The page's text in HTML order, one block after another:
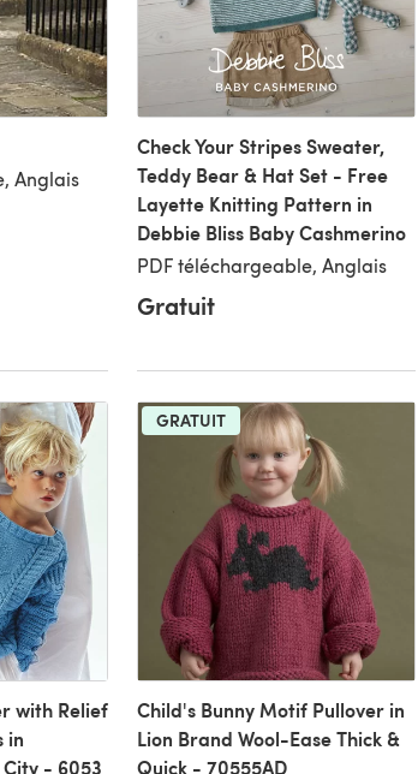
Anglais
Check Your Stripes Sweater,
Teddy Bear & Hat Set - Free
Layette Knitting Pattern in
Debbie Bliss Baby Cashmerino
PDF téléchargeable, Anglais
Gratuit
with Relief
in
- 6053
GRATUIT
Child's Bunny Motif Pullover in
Lion Brand Wool-Ease Thick &
Quick - 70555AD